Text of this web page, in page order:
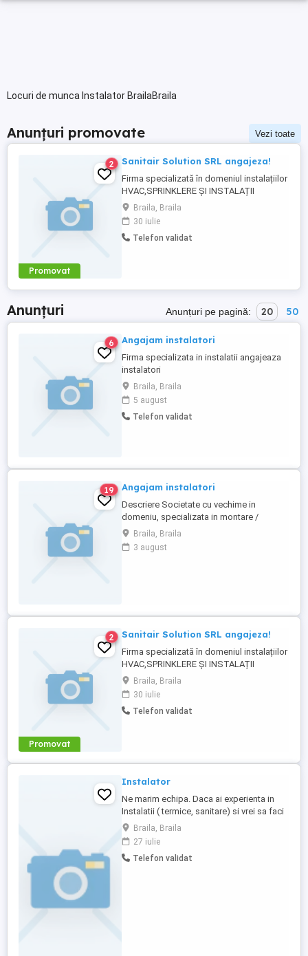
Locuri de munca Instalator BrailaBraila
Anunțuri promovate Vezi toate
Promovat
2 Sanitair Solution SRL angajeza!
Firma specializată în domeniul instalațiilor
HVAC,SPRINKLERE ȘI INSTALAȚII
TERMICE angajează tehnicieni instalatori
HVAC,sprinklere,tubulatori,lăcătuși,inginer
instalații. ANGAJĂM PERSONAL
CALIFICAT ȘI NECALIFICAT. Dacă îți
Braila, Braila
30 iulie
Telefon validat
Anunțuri Anunțuri pe pagină: 20 50
6 Angajam instalatori
Firma specializata in instalatii angajeaza
instalatori
Braila, Braila
5 august
Telefon validat
19 Angajam instalatori
Descriere Societate cu vechime in
domeniu, specializata in montare /
demontare / reparatii instalatii (centrale
termice si aer conditionat), angajeaza
INSTALATORI. Permisul de conducere
Braila, Braila
3 august
Promovat
2 Sanitair Solution SRL angajeza!
Firma specializată în domeniul instalațiilor
HVAC,SPRINKLERE ȘI INSTALAȚII
TERMICE angajează tehnicieni instalatori
HVAC,sprinklere,tubulatori,lăcătuși,inginer
instalații. ANGAJĂM PERSONAL
CALIFICAT ȘI NECALIFICAT. Dacă îți
Braila, Braila
30 iulie
Telefon validat
Instalator
Ne marim echipa. Daca ai experienta in
Instalatii ( termice, sanitare) si vrei sa faci
parte dintr-o echipa de profesionisti , te
asteptam la un interviu. Ce asteptam de la
tine? -Sa fii punctual -Sa dai dovada de
seriozitate si profesionalism -Sa fii
Braila, Braila
27 iulie
Telefon validat